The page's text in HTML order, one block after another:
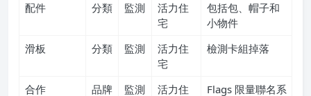
配件 分類 監測
活力住
宅
包括包、帽子和
小物件
滑板
分類 監測
活力住
宅
檢測卡組掉落
合作 品牌 監測
活力住
Flags 限量聯名系